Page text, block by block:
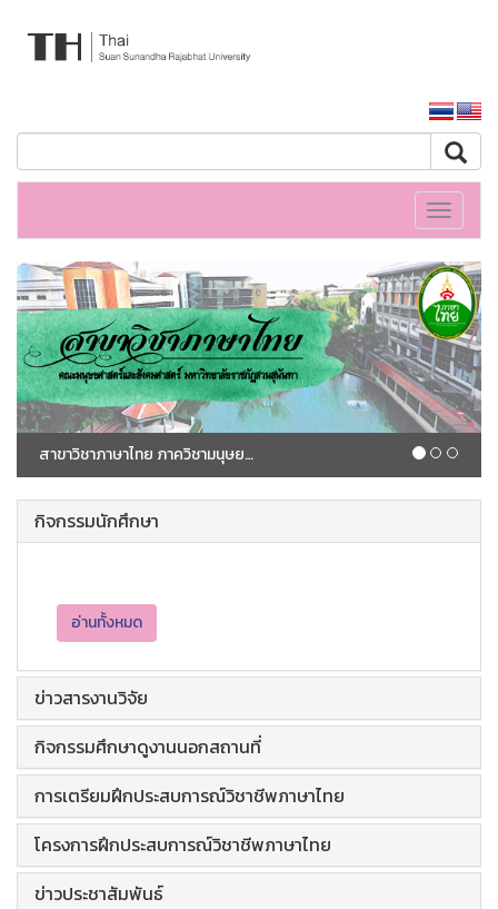
Toggle
สาขาวิชาภาษาไทย ภาควิชามนุษยศาสตร์ คณะมนุษยศาสตร์และสังคมศาสตร์ มหาวิทยาลัยราชภัฏสวนสุนันทา
กิจกรรมนักศึกษา
อ่านทั้งหมด
ข่าวสารงานวิจัย
กิจกรรมศึกษาดูงานนอกสถานที่
การเตรียมฝึกประสบการณ์วิชาชีพภาษาไทย
โครงการฝึกประสบการณ์วิชาชีพภาษาไทย
ข่าวประชาสัมพันธ์